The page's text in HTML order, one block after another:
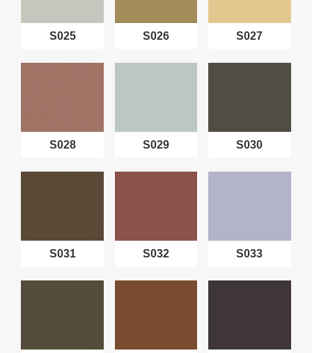
S025 S026 S027
S028 S029 S030
S031 S032 S033